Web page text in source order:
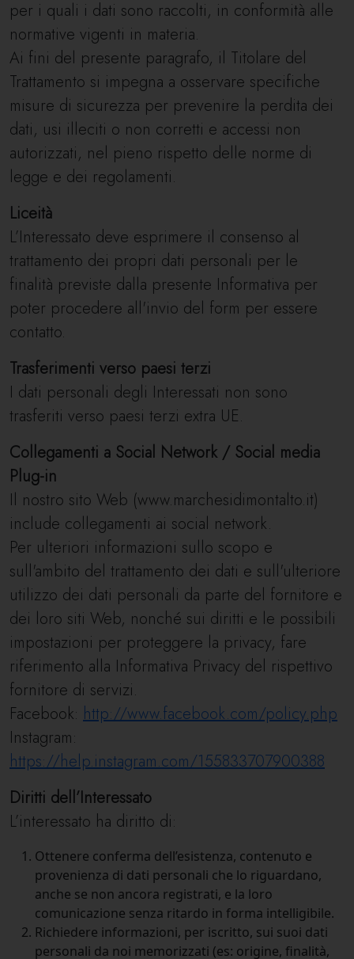
per i quali i dati sono raccolti, in conformità alle
normative vigenti in materia.
Ai fini del presente paragrafo, il Titolare del
Trattamento si impegna a osservare specifiche
misure di sicurezza per prevenire la perdita dei
dati, usi illeciti o non corretti e accessi non
autorizzati, nel pieno rispetto delle norme di
legge e dei regolamenti.
Liceità
L’Interessato deve esprimere il consenso al
trattamento dei propri dati personali per le
finalità previste dalla presente Informativa per
poter procedere all'invio del form per essere
contatto.
Trasferimenti verso paesi terzi
I dati personali degli Interessati non sono
trasferiti verso paesi terzi extra UE.
Collegamenti a Social Network / Social media
Plug-in
Il nostro sito Web (www.marchesidimontalto.it)
include collegamenti ai social network.
Per ulteriori informazioni sullo scopo e
sull'ambito del trattamento dei dati e sull'ulteriore
utilizzo dei dati personali da parte del fornitore e
dei loro siti Web, nonché sui diritti e le possibili
impostazioni per proteggere la privacy, fare
riferimento alla Informativa Privacy del rispettivo
fornitore di servizi.
Facebook: http://www.facebook.com/policy.php
Instagram:
https://help.instagram.com/155833707900388
Diritti dell’Interessato
L’interessato ha diritto di:
Ottenere conferma dell’esistenza, contenuto e
provenienza di dati personali che lo riguardano,
anche se non ancora registrati, e la loro
comunicazione senza ritardo in forma intelligibile.
Richiedere informazioni, per iscritto, sui suoi dati
personali da noi memorizzati (es: origine, finalità,